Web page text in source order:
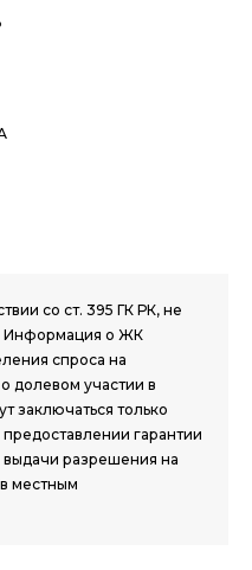
со ст. 395 ГК РК, не
Информация о ЖК
спроса на
долевом участии в
заключаться только
гарантии
разрешения на
местным